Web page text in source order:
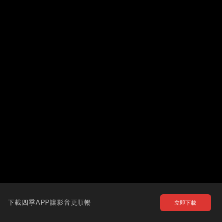
下載四季APP讓影音更順暢 立即下載